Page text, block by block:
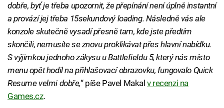
dobře, byť je třeba upozornit, že přepínání není úplně instantní
a provází jej třeba 15sekundový loading. Následně vás ale
konzole skutečně vysadí přesně tam, kde jste předtím
skončili, nemusíte se znovu proklikávat přes hlavní nabídku.
S výjimkou jednoho zákysu u Battlefieldu 5, který nás místo
menu opět hodil na přihlašovací obrazovku, fungovalo Quick
Resume velmi dobře,“ píše Pavel Makal v recenzi na
Games.cz.